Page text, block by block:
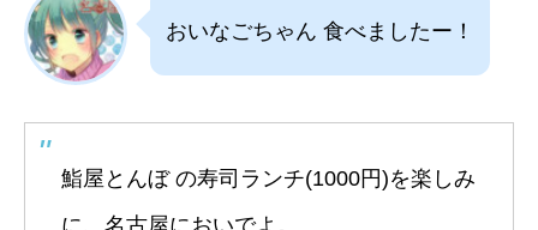
おいなごちゃん 食べましたー！
鮨屋とんぼ の寿司ランチ(1000円)を楽しみ
に、名古屋においでよ。